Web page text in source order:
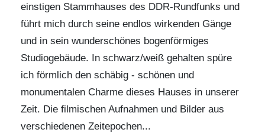
einstigen Stammhauses des DDR-Rundfunks und
führt mich durch seine endlos wirkenden Gänge
und in sein wunderschönes bogenförmiges
Studiogebäude. In schwarz/weiß gehalten spüre
ich förmlich den schäbig - schönen und
monumentalen Charme dieses Hauses in unserer
Zeit. Die filmischen Aufnahmen und Bilder aus
verschiedenen Zeitepochen...